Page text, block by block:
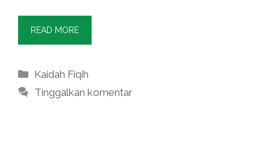
READ MORE
Kategori
Kaidah Fiqih
Tinggalkan komentar